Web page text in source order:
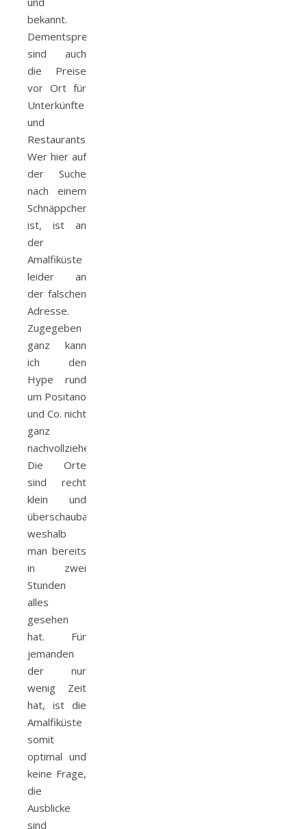
bekannt.
Dementsprechend
sind auch
die Preise
vor Ort für
Unterkünfte
und
Restaurants.
Wer hier auf
der Suche
nach einem
Schnäppchenurlaub
ist, ist an
der
Amalfiküste
leider an
der falschen
Adresse.
Zugegeben
ganz kann
ich den
Hype rund
um Positano
und Co. nicht
ganz
nachvollziehen.
Die Orte
sind recht
klein und
überschaubar
weshalb
man bereits
in zwei
Stunden
alles
gesehen
hat. Für
jemanden
der nur
wenig Zeit
hat, ist die
Amalfiküste
somit
optimal und
keine Frage,
die
Ausblicke
sind